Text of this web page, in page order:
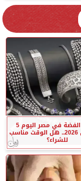
أسعار الفضة في مصر اليوم 5
أغسطس 2026.. هل الوقت مناسب
للشراء؟